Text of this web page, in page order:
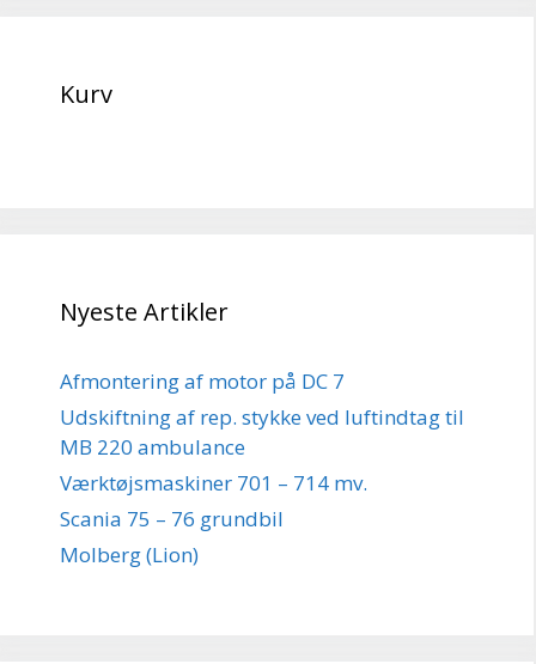
Kurv
Nyeste Artikler
Afmontering af motor på DC 7
Udskiftning af rep. stykke ved luftindtag til
MB 220 ambulance
Værktøjsmaskiner 701 – 714 mv.
Scania 75 – 76 grundbil
Molberg (Lion)